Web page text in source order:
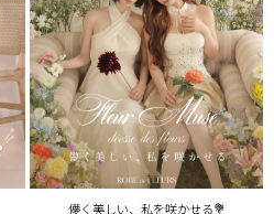
儚く美しい、私を咲かせる💐